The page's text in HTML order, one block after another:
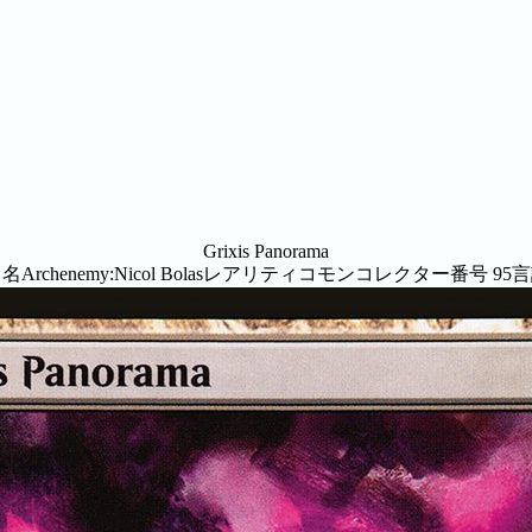
Grixis Panorama
Archenemy:Nicol Bolasレアリティ コモンコレクター番号95